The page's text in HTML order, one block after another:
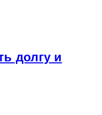
долгу и